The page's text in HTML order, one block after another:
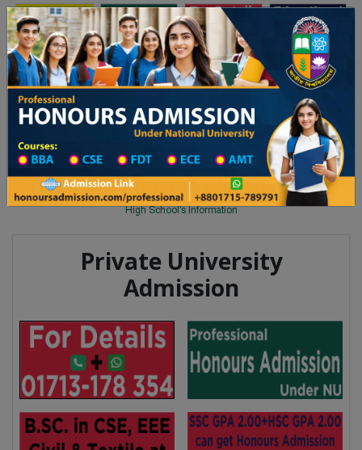
Toggle navigation অনার্স ভর্তি প্রফেশনাল অনার্স
Updates
২০২৫-২৬ শিক্ষাবর্ষের ১ম বর্ষের ভর্তি আবেদন বিজ্ঞপ্তি ঢাকা বিশ্ববিদ্যালয় ২০২৫-২৬
School Category
High School in Cumilla Wise
High School List
High School's Information
Private University
Admission